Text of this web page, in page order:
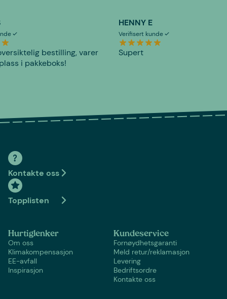
bestilling, varer
i pakkeboks!
HENNY E
Verifisert kunde
Supert
Kontakte oss
Topplisten
Hurtiglenker
Om oss
Klimakompensasjon
EE-avfall
Inspirasjon
Kundeservice
Fornøydhetsgaranti
Meld retur/reklamasjon
Levering
Bedriftsordre
Kontakte oss